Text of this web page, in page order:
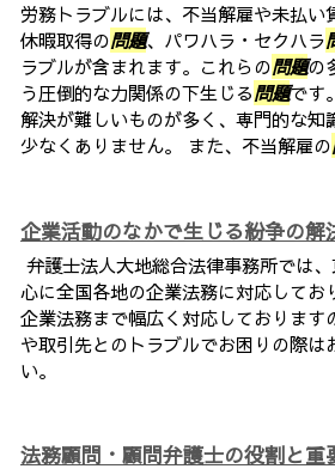
労務トラブルには、不当解雇や未払い
休暇取得の問題、パワハラ・セクハラ
ラブルが含まれます。これらの問題の
う圧倒的な力関係の下生じる問題です
解決が難しいものが多く、専門的な知
少なくありません。 また、不当解雇の
企業活動のなかで生じる紛争の解
弁護士法人大地総合法律事務所では、
心に全国各地の企業法務に対応してお
企業法務まで幅広く対応しております
や取引先とのトラブルでお困りの際は
い。
法務顧問・顧問弁護士の役割と重